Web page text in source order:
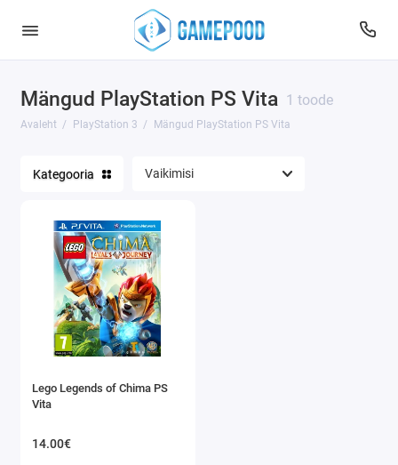
Mängud PlayStation PS Vita 1 toode
Avaleht PlayStation 3 Mängud PlayStation PS Vita
Mängud PS3
Mängud PlayStation PS Vita
Kategooria
Lego Legends of Chima PS
Vita
14.00€